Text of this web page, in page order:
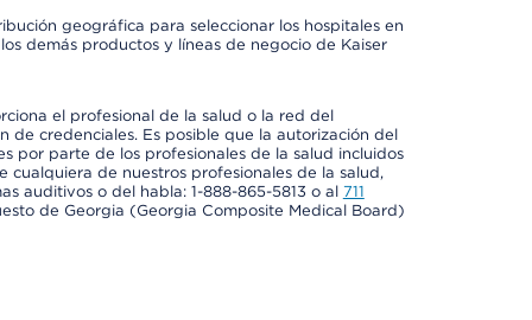
geográfica para seleccionar los hospitales en
demás productos y líneas de negocio de Kaiser
el profesional de la salud o la red del
de credenciales. Es posible que la autorización del
por parte de los profesionales de la salud incluidos
de nuestros profesionales de la salud,
auditivos o del habla: 1-888-865-5813 o al 711
de Georgia (Georgia Composite Medical Board)